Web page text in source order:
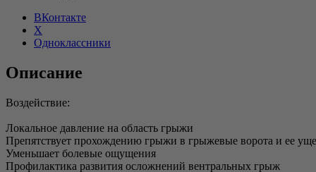
ВКонтакте
X
Одноклассники
Описание
Воздействие:
Локальное давление на область грыжи
Препятствует прохождению грыжи в грыжевые ворота и ее
Уменьшает болевые ощущения
Профилактика развития осложнений вентральных грыж